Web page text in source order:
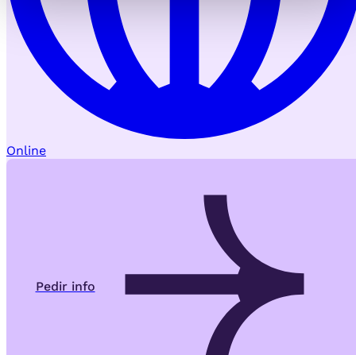
Online
Pedir info